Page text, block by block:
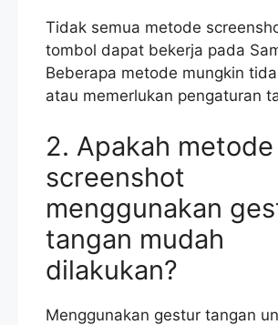
Tidak semua metode
tombol dapat bekerja pada
Beberapa metode mungkin
atau memerlukan pengaturan
2. Apakah metode
screenshot
menggunakan
tangan mudah
dilakukan?
Menggunakan gestur tangan